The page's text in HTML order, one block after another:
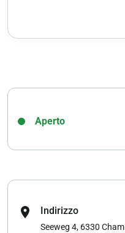
Aperto
location_on Indirizzo
Seeweg 4, 6330 Cham